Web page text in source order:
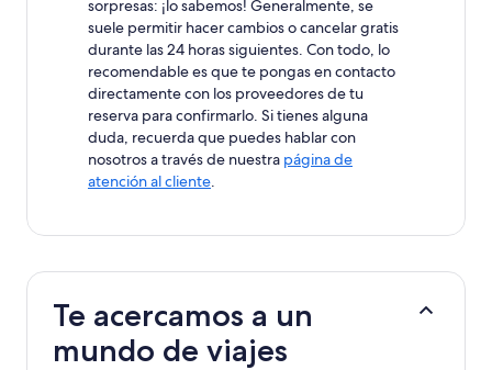
sorpresas: ¡lo sabemos! Generalmente, se
suele permitir hacer cambios o cancelar gratis
durante las 24 horas siguientes. Con todo, lo
recomendable es que te pongas en contacto
directamente con los proveedores de tu
reserva para confirmarlo. Si tienes alguna
duda, recuerda que puedes hablar con
nosotros a través de nuestra página de
atención al cliente.
Te acercamos a un
mundo de viajes